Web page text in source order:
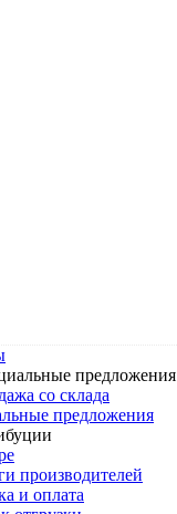
предложения
со склада
предложения
производителей
и оплата